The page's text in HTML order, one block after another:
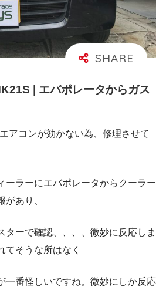
| エバポレータからガス
アコンが効かない為、修理させて
ーラーにエバポレータからクーラー
があり、
ターで確認、、、、微妙に反応しま
てそうな所はなく
一番怪しいですね。微妙にしか反応